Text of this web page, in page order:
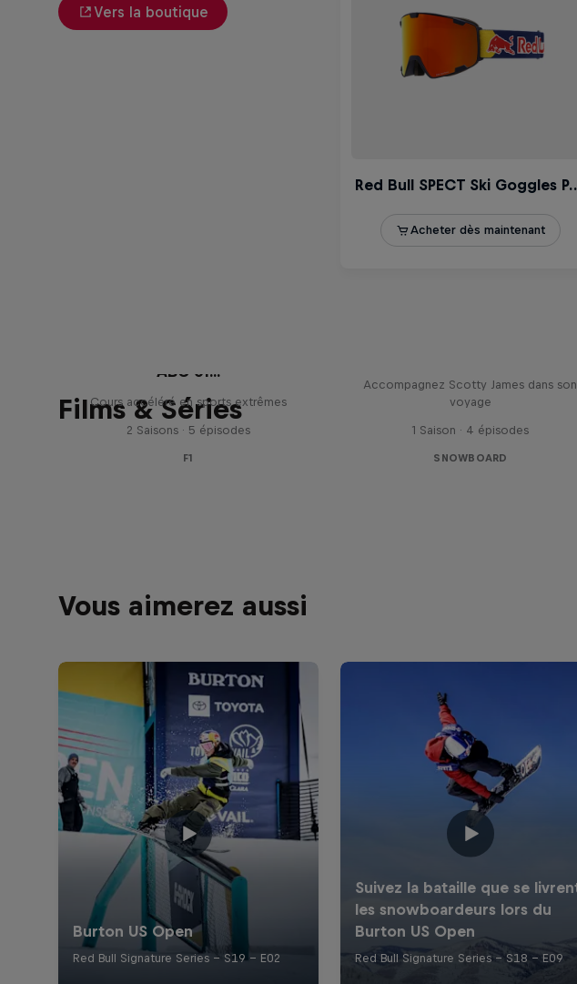
Vers la boutique
Films & Séries
ABC of...
Cours accéléré en sports extrêmes
2 Saisons · 5 épisodes
F1
Accompagnez Scotty James dans son
voyage
1 Saison · 4 épisodes
SNOWBOARD
Vous aimerez aussi